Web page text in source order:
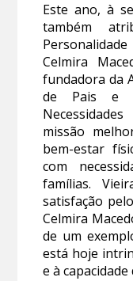
Este ano, à
também
Celmira
fundadora da
de Pais e
missão
bem-estar
com
famílias.
satisfação
Celmira
de um
está hoje
e à